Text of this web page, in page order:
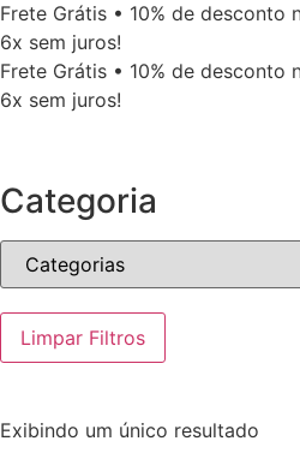
Frete Grátis • 10% de desconto
6x sem juros!
Frete Grátis • 10% de desconto
6x sem juros!
Categoria
Limpar Filtros
Exibindo um único resultado